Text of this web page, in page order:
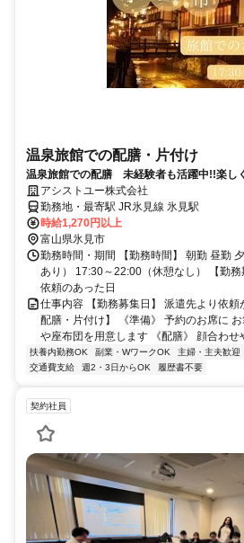
温泉旅館での配膳・片付け
温泉旅館での配膳 未経験者も活躍中!!楽し
アシストユー株式会社
勤務地・最寄駅 JR氷見線 氷見駅
時給1,270円以上
富山県氷見市
勤務時間・期間 【勤務時間】 朝勤 昼勤
あり） 17:30～22:00（休憩なし） 【勤
依頼のあった日
仕事内容 【勤務募集日】 派遣先より依
配膳・片付け】 《準備》 予約のお席に
や座布団を用意します 《配膳》 顔合わせ
扶養内勤務OK 副業・WワークOK 主婦・主夫歓迎
交通費支給
週2・3日からOK 履歴書不要
契約社員